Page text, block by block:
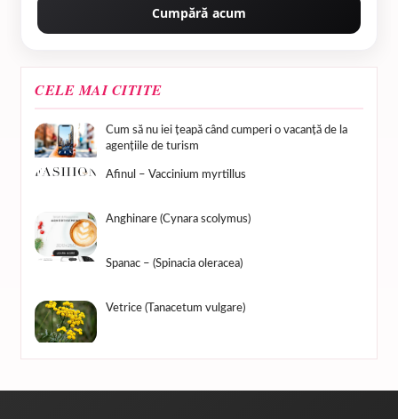
Cumpără acum
CELE MAI CITITE
Cum să nu iei țeapă când cumperi o vacanță de la
agențiile de turism
Afinul – Vaccinium myrtillus
Anghinare (Cynara scolymus)
Spanac – (Spinacia oleracea)
Vetrice (Tanacetum vulgare)